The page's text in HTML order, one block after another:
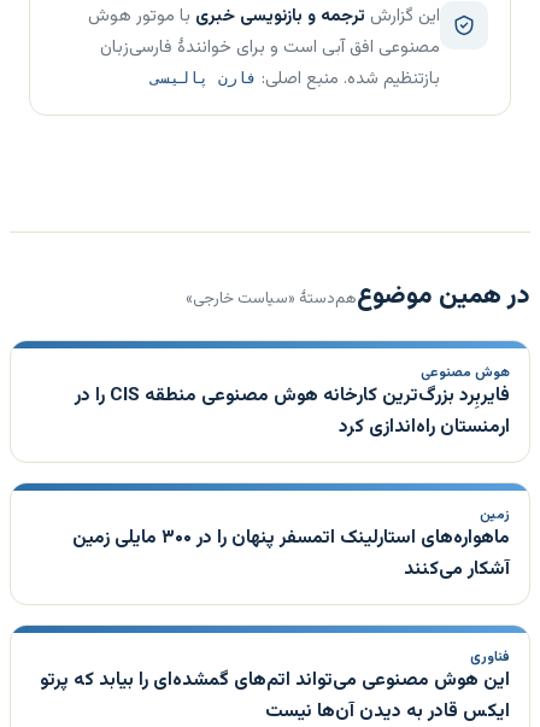
این گزارش ترجمه و بازنویسی خبری با موتور هوش
مصنوعی افق آبی است و برای خوانندهٔ فارسی‌زبان
بازتنظیم شده. منبع اصلی: فارن پالیسی
در همین موضوعهم‌دستهٔ «سیاست خارجی»
هوش مصنوعی
فایربِرد بزرگ‌ترین کارخانه هوش مصنوعی منطقه CIS را در
ارمنستان راه‌اندازی کرد
زمین
ماهواره‌های استارلینک اتمسفر پنهان را در ۳۰۰ مایلی زمین
آشکار می‌کنند
فناوری
این هوش مصنوعی می‌تواند اتم‌های گمشده‌ای را بیابد که پرتو
ایکس قادر به دیدن آن‌ها نیست